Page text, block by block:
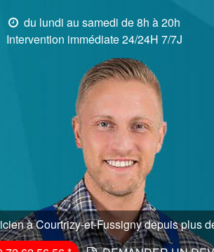
du lundi au samedi de 8h à 20h
Intervention immédiate 24/24H 7/7J
à Courtrizy-et-Fussigny depuis plus